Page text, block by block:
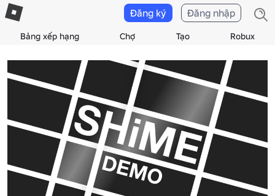
Bảng xếp hạng Chợ Tạo Robux
Đăng ký Đăng nhập